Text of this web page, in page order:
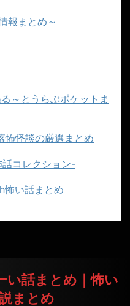
報まとめ～
～とうらぶポケットま
怖怪談の厳選まとめ
コレクション-
怖い話まとめ
い話まとめ｜怖い
まとめ